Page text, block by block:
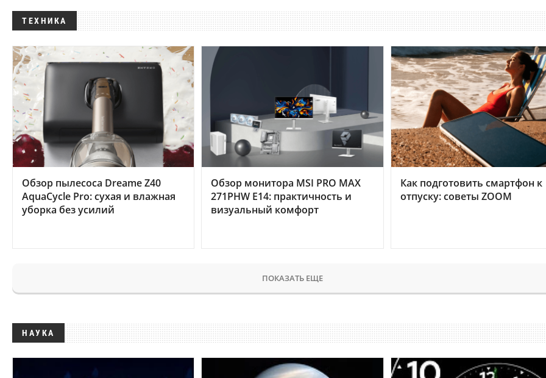
ТЕХНИКА
Обзор пылесоса Dreame Z40
AquaCycle Pro: сухая и влажная
уборка без усилий
Обзор монитора MSI PRO MAX
271PHW E14: практичность и
визуальный комфорт
Как подготовить смартфон к
отпуску: советы ZOOM
ПОКАЗАТЬ ЕЩЕ
НАУКА